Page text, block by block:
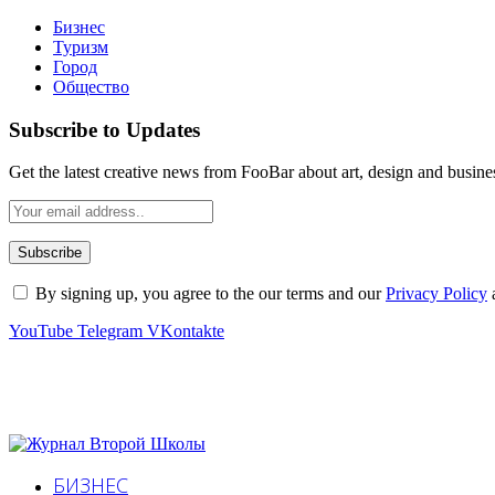
Бизнес
Туризм
Город
Общество
Subscribe to Updates
Get the latest creative news from FooBar about art, design and
By signing up, you agree to the our terms and ourPrivacy Policy
YouTube Telegram VKontakte
БИЗНЕС